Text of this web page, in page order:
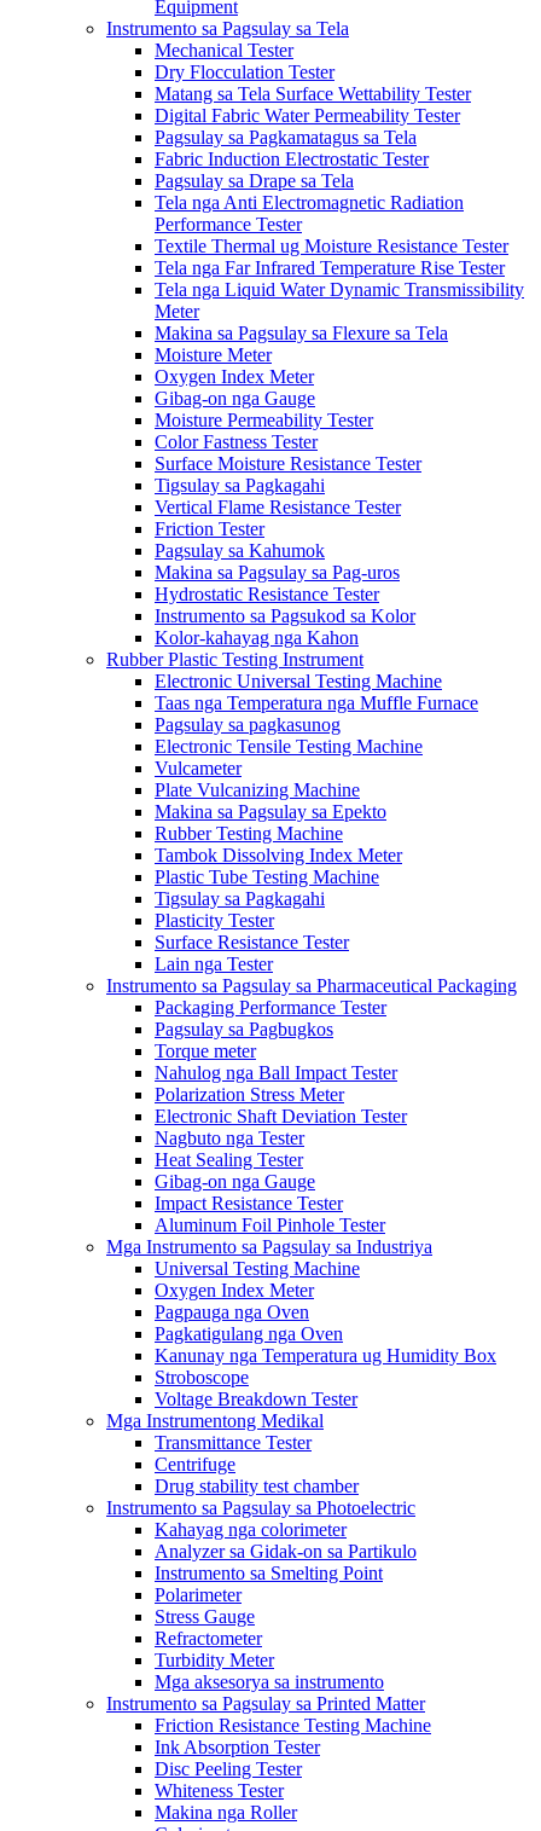
Equipment
Instrumento sa Pagsulay sa Tela
Mechanical Tester
Dry Flocculation Tester
Matang sa Tela Surface Wettability Tester
Digital Fabric Water Permeability Tester
Pagsulay sa Pagkamatagus sa Tela
Fabric Induction Electrostatic Tester
Pagsulay sa Drape sa Tela
Tela nga Anti Electromagnetic Radiation
Performance Tester
Textile Thermal ug Moisture Resistance Tester
Tela nga Far Infrared Temperature Rise Tester
Tela nga Liquid Water Dynamic Transmissibility
Meter
Makina sa Pagsulay sa Flexure sa Tela
Moisture Meter
Oxygen Index Meter
Gibag-on nga Gauge
Moisture Permeability Tester
Color Fastness Tester
Surface Moisture Resistance Tester
Tigsulay sa Pagkagahi
Vertical Flame Resistance Tester
Friction Tester
Pagsulay sa Kahumok
Makina sa Pagsulay sa Pag-uros
Hydrostatic Resistance Tester
Instrumento sa Pagsukod sa Kolor
Kolor-kahayag nga Kahon
Rubber Plastic Testing Instrument
Electronic Universal Testing Machine
Taas nga Temperatura nga Muffle Furnace
Pagsulay sa pagkasunog
Electronic Tensile Testing Machine
Vulcameter
Plate Vulcanizing Machine
Makina sa Pagsulay sa Epekto
Rubber Testing Machine
Tambok Dissolving Index Meter
Plastic Tube Testing Machine
Tigsulay sa Pagkagahi
Plasticity Tester
Surface Resistance Tester
Lain nga Tester
Instrumento sa Pagsulay sa Pharmaceutical Packaging
Packaging Performance Tester
Pagsulay sa Pagbugkos
Torque meter
Nahulog nga Ball Impact Tester
Polarization Stress Meter
Electronic Shaft Deviation Tester
Nagbuto nga Tester
Heat Sealing Tester
Gibag-on nga Gauge
Impact Resistance Tester
Aluminum Foil Pinhole Tester
Mga Instrumento sa Pagsulay sa Industriya
Universal Testing Machine
Oxygen Index Meter
Pagpauga nga Oven
Pagkatigulang nga Oven
Kanunay nga Temperatura ug Humidity Box
Stroboscope
Voltage Breakdown Tester
Mga Instrumentong Medikal
Transmittance Tester
Centrifuge
Drug stability test chamber
Instrumento sa Pagsulay sa Photoelectric
Kahayag nga colorimeter
Analyzer sa Gidak-on sa Partikulo
Instrumento sa Smelting Point
Polarimeter
Stress Gauge
Refractometer
Turbidity Meter
Mga aksesorya sa instrumento
Instrumento sa Pagsulay sa Printed Matter
Friction Resistance Testing Machine
Ink Absorption Tester
Disc Peeling Tester
Whiteness Tester
Makina nga Roller